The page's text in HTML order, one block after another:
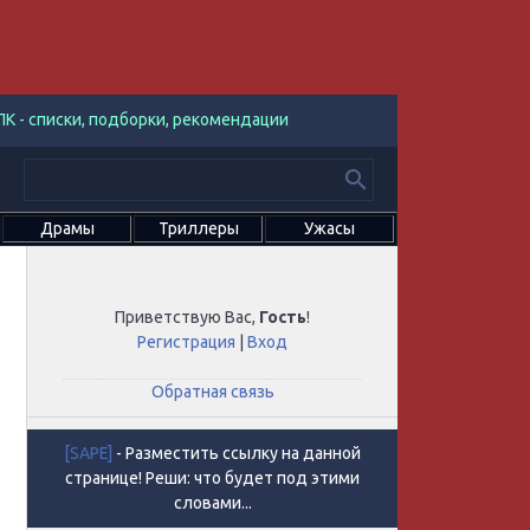
- списки, подборки, рекомендации
Драмы Триллеры Ужасы
Приветствую Вас, Гость!
Регистрация |Вход
Обратная связь
[SAPE] - Разместить ссылку на данной
странице! Реши: что будет под этими
словами...